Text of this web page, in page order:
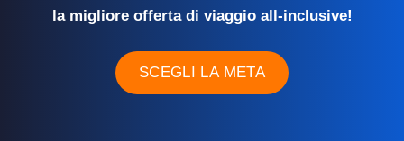
la migliore offerta di viaggio all-inclusive!
SCEGLI LA META